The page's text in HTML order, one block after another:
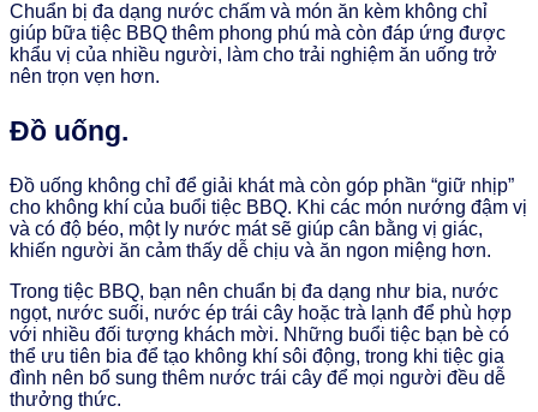
Chuẩn bị đa dạng nước chấm và món ăn kèm không chỉ
giúp bữa tiệc BBQ thêm phong phú mà còn đáp ứng được
khẩu vị của nhiều người, làm cho trải nghiệm ăn uống trở
nên trọn vẹn hơn.
Đồ uống.
Đồ uống không chỉ để giải khát mà còn góp phần “giữ nhịp”
cho không khí của buổi tiệc BBQ. Khi các món nướng đậm vị
và có độ béo, một ly nước mát sẽ giúp cân bằng vị giác,
khiến người ăn cảm thấy dễ chịu và ăn ngon miệng hơn.
Trong tiệc BBQ, bạn nên chuẩn bị đa dạng như bia, nước
ngọt, nước suối, nước ép trái cây hoặc trà lạnh để phù hợp
với nhiều đối tượng khách mời. Những buổi tiệc bạn bè có
thể ưu tiên bia để tạo không khí sôi động, trong khi tiệc gia
đình nên bổ sung thêm nước trái cây để mọi người đều dễ
thưởng thức.